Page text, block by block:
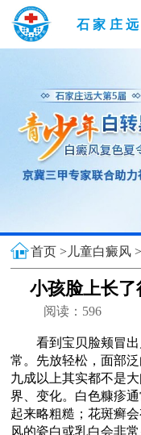
石家庄
首页 > 儿童白癜风 >
小孩脸上长
阅读： 596
看到宝贝脸颊冒
常。先放轻松，面部
九成以上其实都不是
界、变化。白色糠疹
起来略粗糙；花斑癣
风的瓷白或乳白会非